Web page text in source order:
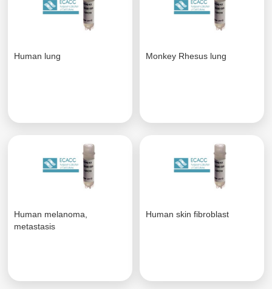
Human lung Monkey Rhesus lung
Human melanoma,
metastasis
Human skin fibroblast